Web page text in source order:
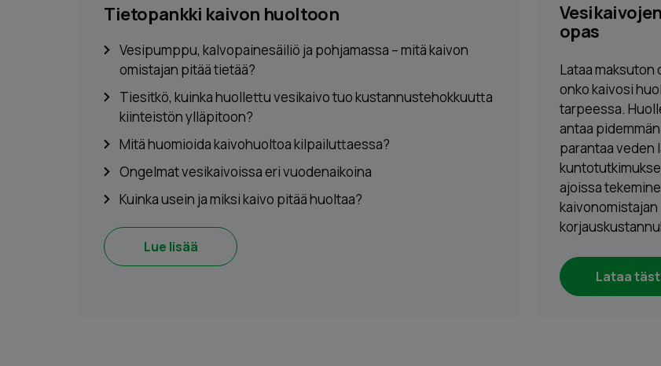
Tietopankki kaivon huoltoon
Vesipumppu, kalvopainesäiliö ja pohjamassa – mitä kaivon
omistajan pitää tietää?
Tiesitkö, kuinka huollettu vesikaivo tuo kustannustehokkuutta
kiinteistön ylläpitoon?
Mitä huomioida kaivohuoltoa kilpailuttaessa?
Ongelmat vesikaivoissa eri vuodenaikoina
Kuinka usein ja miksi kaivo pitää huoltaa?
Lue lisää
opas
Lataa maksuton
onko kaivosi
tarpeessa.
antaa
parantaa veden
ajoissa
kaivonomistajan
Lataa